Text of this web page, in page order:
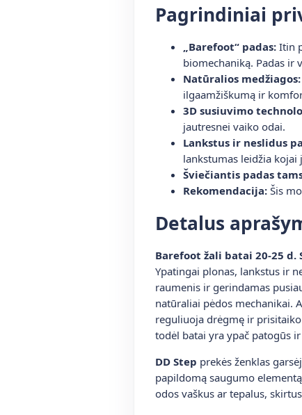
Pagrindiniai
„Barefoot“ padas: Itin
biomechaniką. Padas ir
Natūralios medžiagos:
ilgaamžiškumą ir
3D susiuvimo
jautresnei vaiko odai.
Lankstus ir neslidus
lankstumas leidžia
Šviečiantis padas
Rekomendacija: Šis
Detalus
Barefoot žali batai 20-25 d.
Ypatingai plonas, lankstus ir
raumenis ir gerindamas
natūraliai pėdos mechanikai.
reguliuoja drėgmę ir
todėl batai yra ypač patogūs
DD Step prekės ženklas
papildomą saugumo
odos vaškus ar tepalus,